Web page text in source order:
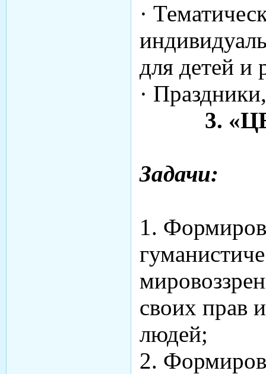
·
для детей и
·
3.
Задачи:
1.
своих прав
людей;
2.